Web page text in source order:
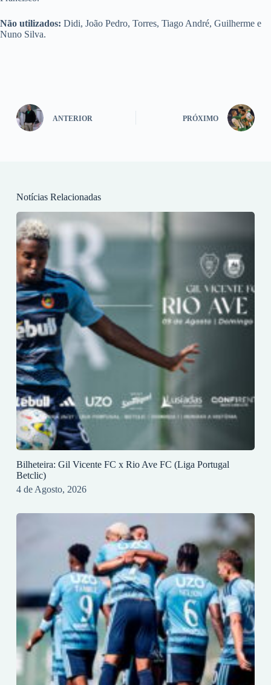
Não utilizados: Didi, João Pedro, Torres, Tiago André, Guilherme e
Nuno Silva.
ANTERIOR PRÓXIMO
Notícias Relacionadas
Bilheteira: Gil Vicente FC x Rio Ave FC (Liga Portugal
Betclic)
4 de Agosto, 2026